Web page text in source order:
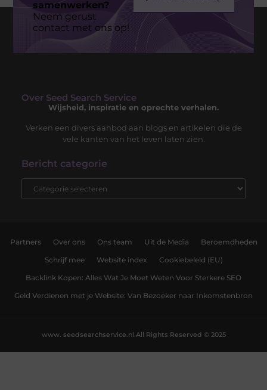
samenwerken?
Neem gerust
contact met ons op!
Over Seed Search Service
Wijsheid, inspiratie en oprechte verhalen.
Verken een divers aanbod aan blogs en artikelen die de
vele kanten van het leven laten zien.
Bericht categorie
Partners Over ons Ons team Uit de Media Beroemdheden
Schrijf mee Website index Cookiebeleid (EU)
Backlink Kopen: Alles Wat Je Moet Weten Voor Sterkere SEO
Geld Verdienen met je Website: Van Bezoeker naar Inkomstenbron
All Rights Reserved © 2025
www. seedsearchservice.nl.